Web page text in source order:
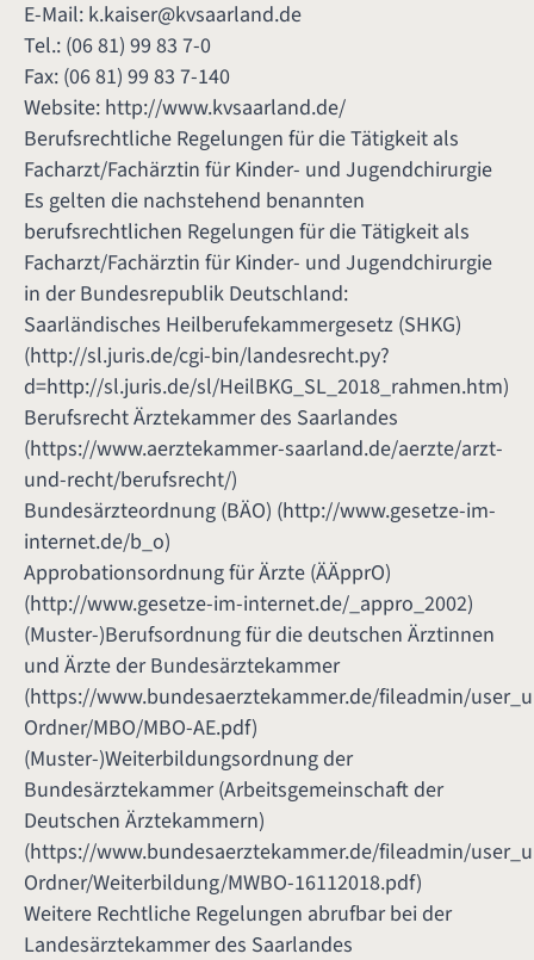
E-Mail: k.kaiser@kvsaarland.de
Tel.: (06 81) 99 83 7-0
Fax: (06 81) 99 83 7-140
Website: http://www.kvsaarland.de/
Berufsrechtliche Regelungen für die Tätigkeit als
Facharzt/Fachärztin für Kinder- und Jugendchirurgie
Es gelten die nachstehend benannten
berufsrechtlichen Regelungen für die Tätigkeit als
Facharzt/Fachärztin für Kinder- und Jugendchirurgie
in der Bundesrepublik Deutschland:
Saarländisches Heilberufekammergesetz (SHKG)
(http://sl.juris.de/cgi-bin/landesrecht.py?
d=http://sl.juris.de/sl/HeilBKG_SL_2018_rahmen.htm)
Berufsrecht Ärztekammer des Saarlandes
(https://www.aerztekammer-saarland.de/aerzte/arzt-
und-recht/berufsrecht/)
Bundesärzteordnung (BÄO) (http://www.gesetze-im-
internet.de/b_o)
Approbationsordnung für Ärzte (ÄÄpprO)
(http://www.gesetze-im-internet.de/_appro_2002)
(Muster-)Berufsordnung für die deutschen Ärztinnen
und Ärzte der Bundesärztekammer
(https://www.bundesaerztekammer.de/fileadmin/
Ordner/MBO/MBO-AE.pdf)
(Muster-)Weiterbildungsordnung der
Bundesärztekammer (Arbeitsgemeinschaft der
Deutschen Ärztekammern)
(https://www.bundesaerztekammer.de/fileadmin/
Ordner/Weiterbildung/MWBO-16112018.pdf)
Weitere Rechtliche Regelungen abrufbar bei der
Landesärztekammer des Saarlandes